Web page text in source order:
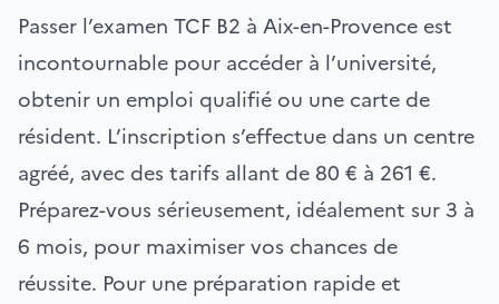
Passer l’examen TCF B2 à Aix-en-Provence est
incontournable pour accéder à l’université,
obtenir un emploi qualifié ou une carte de
résident. L’inscription s’effectue dans un centre
agréé, avec des tarifs allant de 80 € à 261 €.
Préparez-vous sérieusement, idéalement sur 3 à
6 mois, pour maximiser vos chances de
réussite. Pour une préparation rapide et